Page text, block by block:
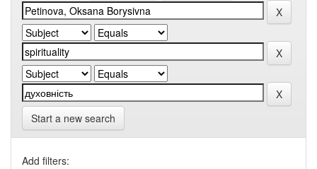
Start a new search
Add filters: